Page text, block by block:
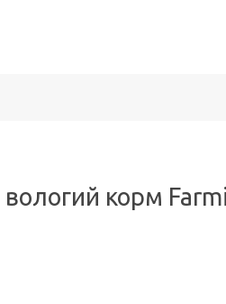
корм